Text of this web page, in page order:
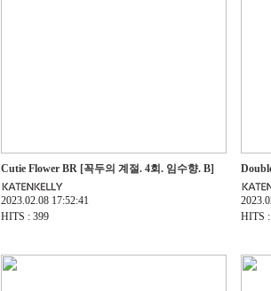
Cutie Flower BR [꼭두의 계절. 4회. 임수향. B]
2023.02.08 17:52:41
HITS : 399
HITS